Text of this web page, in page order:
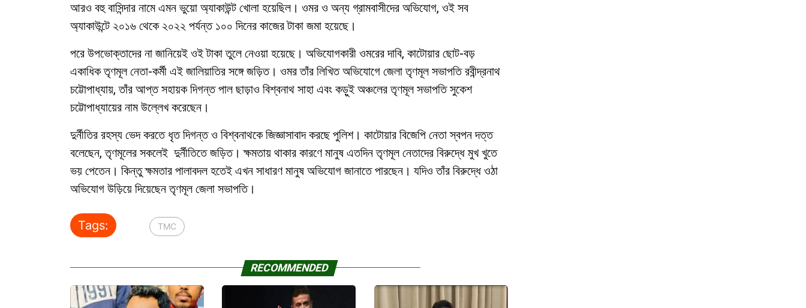
আরও বহু বাসিন্দার নামে এমন ভুয়ো অ্যাকাউন্ট খোলা হয়েছিল। ওমর ও অন্য গ্রামবাসীদের অভিযোগ, ওই সব
অ্যাকাউন্টে ২০১৬ থেকে ২০২২ পর্যন্ত ১০০ দিনের কাজের টাকা জমা হয়েছে।
পরে উপভোক্তাদের না জানিয়েই ওই টাকা তুলে নেওয়া হয়েছে। অভিযোগকারী ওমরের দাবি, কাটোয়ার ছোট-বড়
একাধিক তৃণমূল নেতা-কর্মী এই জালিয়াতির সঙ্গে জড়িত। ওমর তাঁর লিখিত অভিযোগে জেলা তৃণমূল সভাপতি রবীন্দ্রনাথ
চট্টোপাধ্যায়, তাঁর আপ্ত সহায়ক দিগন্ত পাল ছাড়াও বিশ্বনাথ সাহা এবং কড়ুই অঞ্চলের তৃণমূল সভাপতি সুকেশ
চট্টোপাধ্যায়ের নাম উল্লেখ করেছেন।
দুর্নীতির রহস্য ভেদ করতে ধৃত দিগন্ত ও বিশ্বনাথকে জিজ্ঞাসাবাদ করছে পুলিশ। কাটোয়ার বিজেপি নেতা স্বপন দত্ত
বলেছেন, তৃণমূলের সকলেই দুর্নীতিতে জড়িত। ক্ষমতায় থাকার কারণে মানুষ এতদিন তৃণমূল নেতাদের বিরুদ্ধে মুখ খুতে
ভয় পেতেন। কিন্তু ক্ষমতার পালাবদল হতেই এখন সাধারণ মানুষ অভিযোগ জানাতে পারছেন। যদিও তাঁর বিরুদ্ধে ওঠা
অভিযোগ উড়িয়ে দিয়েছেন তৃণমূল জেলা সভাপতি।
Tags: TMC
RECOMMENDED